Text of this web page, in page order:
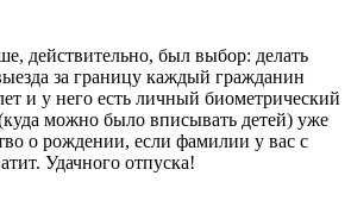
действительно, был выбор: делать
за границу каждый гражданин
и у него есть личный биометрический
можно было вписывать детей) уже
о рождении, если фамилии у вас с
Удачного отпуска!